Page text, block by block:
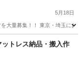
5月18日
を大量募集！！ 東京・埼玉に
トレス納品・搬入作